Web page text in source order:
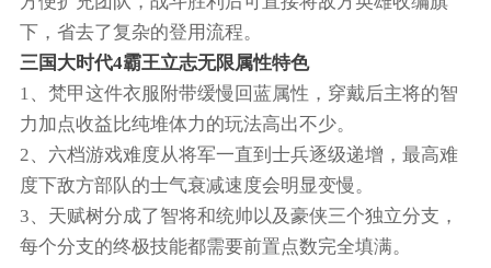
下，省去了复杂的登用流程。
三国大时代4霸王立志无限属性特色
1、梵甲这件衣服附带缓慢回蓝属性，穿戴后主将的智
力加点收益比纯堆体力的玩法高出不少。
2、六档游戏难度从将军一直到士兵逐级递增，最高难
度下敌方部队的士气衰减速度会明显变慢。
3、天赋树分成了智将和统帅以及豪侠三个独立分支，
每个分支的终极技能都需要前置点数完全填满。